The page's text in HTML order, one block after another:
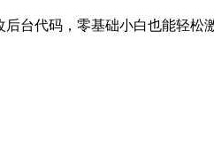
台代码，零基础小白也能轻松